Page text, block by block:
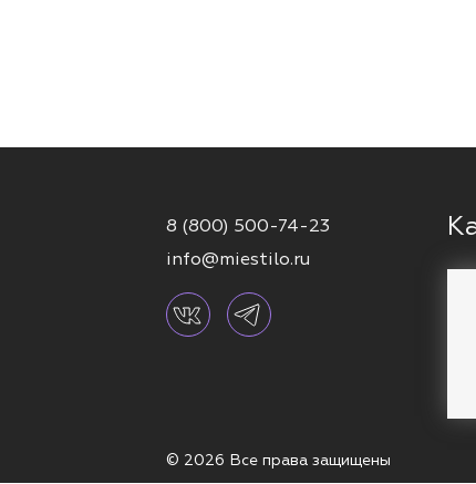
8 (800) 500-74-23
info@miestilo.ru
© 2026 Все права защищены